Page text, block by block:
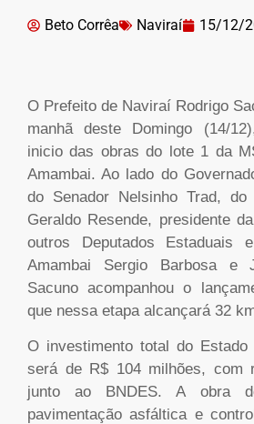
Beto Corrêa Naviraí 15/12/
O Prefeito de Naviraí Rodrigo
manhã deste Domingo (14/
inicio das obras do lote 1 da
Amambai. Ao lado do
do Senador Nelsinho Trad, do
Geraldo Resende, presidente
outros Deputados Estaduais
Amambai Sergio Barbosa e
Sacuno acompanhou o
que nessa etapa alcançará 32
O investimento total do
será de R$ 104 milhões, com
junto ao BNDES. A obra
pavimentação asfáltica e